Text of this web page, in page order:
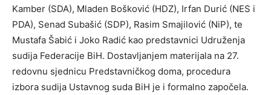
Kamber (SDA), Mladen Bošković (HDZ), Irfan Durić (NES i
PDA), Senad Subašić (SDP), Rasim Smajilović (NiP), te
Mustafa Šabić i Joko Radić kao predstavnici Udruženja
sudija Federacije BiH. Dostavljanjem materijala na 27.
redovnu sjednicu Predstavničkog doma, procedura
izbora sudija Ustavnog suda BiH je i formalno započela.